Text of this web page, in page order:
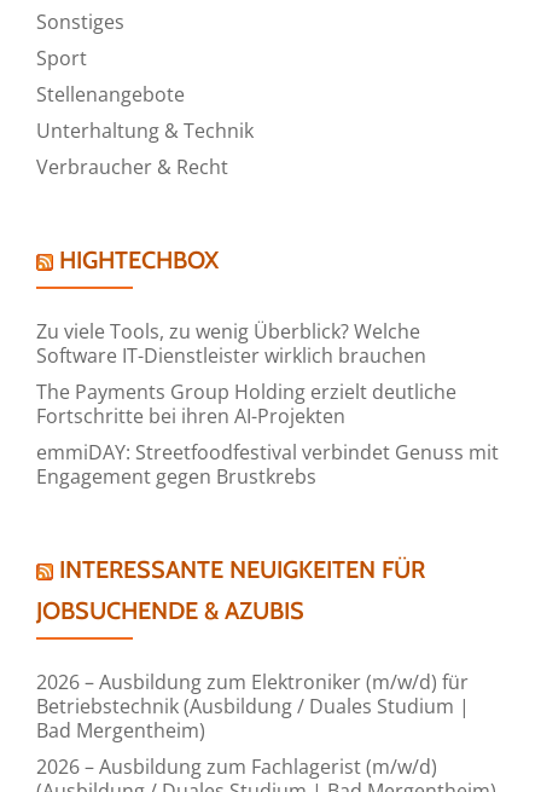
Sonstiges
Sport
Stellenangebote
Unterhaltung & Technik
Verbraucher & Recht
HIGHTECHBOX
Zu viele Tools, zu wenig Überblick? Welche
Software IT-Dienstleister wirklich brauchen
The Payments Group Holding erzielt deutliche
Fortschritte bei ihren AI-Projekten
emmiDAY: Streetfoodfestival verbindet Genuss mit
Engagement gegen Brustkrebs
INTERESSANTE NEUIGKEITEN FÜR
JOBSUCHENDE & AZUBIS
2026 – Ausbildung zum Elektroniker (m/w/d) für
Betriebstechnik (Ausbildung / Duales Studium |
Bad Mergentheim)
2026 – Ausbildung zum Fachlagerist (m/w/d)